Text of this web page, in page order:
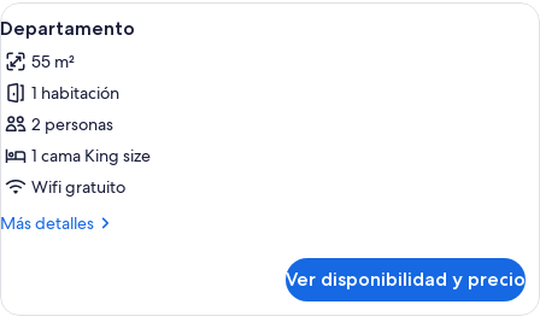
Ver
todas
las
fotos
de
Departamento
Una sala de estar moderna con un
5
Departamento
55 m²
1 habitación
2 personas
1 cama King size
Wifi gratuito
Más detalles
Más
Ver disponibilidad y precio